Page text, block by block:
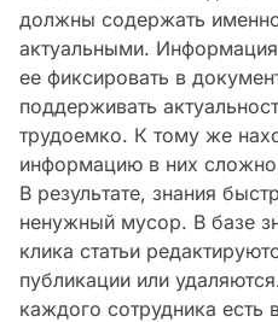
должны содержать
актуальными.
ее фиксировать в
поддерживать
трудоемко. К тому же
информацию в них
В результате, знания
ненужный мусор. В базе
клика статьи
публикации или
каждого сотрудника есть